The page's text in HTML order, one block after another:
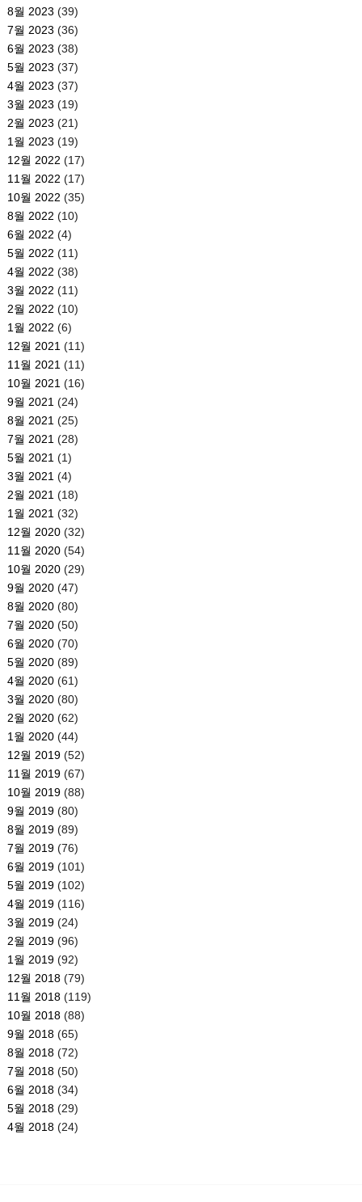
8월 2023 (39)
7월 2023 (36)
6월 2023 (38)
5월 2023 (37)
4월 2023 (37)
3월 2023 (19)
2월 2023 (21)
1월 2023 (19)
12월 2022 (17)
11월 2022 (17)
10월 2022 (35)
8월 2022 (10)
6월 2022 (4)
5월 2022 (11)
4월 2022 (38)
3월 2022 (11)
2월 2022 (10)
1월 2022 (6)
12월 2021 (11)
11월 2021 (11)
10월 2021 (16)
9월 2021 (24)
8월 2021 (25)
7월 2021 (28)
5월 2021 (1)
3월 2021 (4)
2월 2021 (18)
1월 2021 (32)
12월 2020(32)
11월 2020(54)
10월 2020(29)
9월 2020(47)
8월 2020(80)
7월 2020(50)
6월 2020(70)
5월 2020(89)
4월 2020(61)
3월 2020(80)
2월 2020(62)
1월 2020(44)
12월 2019(52)
11월 2019(67)
10월 2019(88)
9월 2019(80)
8월 2019(89)
7월 2019(76)
6월 2019(101)
5월 2019(102)
4월 2019(116)
3월 2019(24)
2월 2019(96)
1월 2019(92)
12월 2018(79)
11월 2018(119)
10월 2018(88)
9월 2018(65)
8월 2018(72)
7월 2018(50)
6월 2018(34)
5월 2018(29)
4월 2018(24)